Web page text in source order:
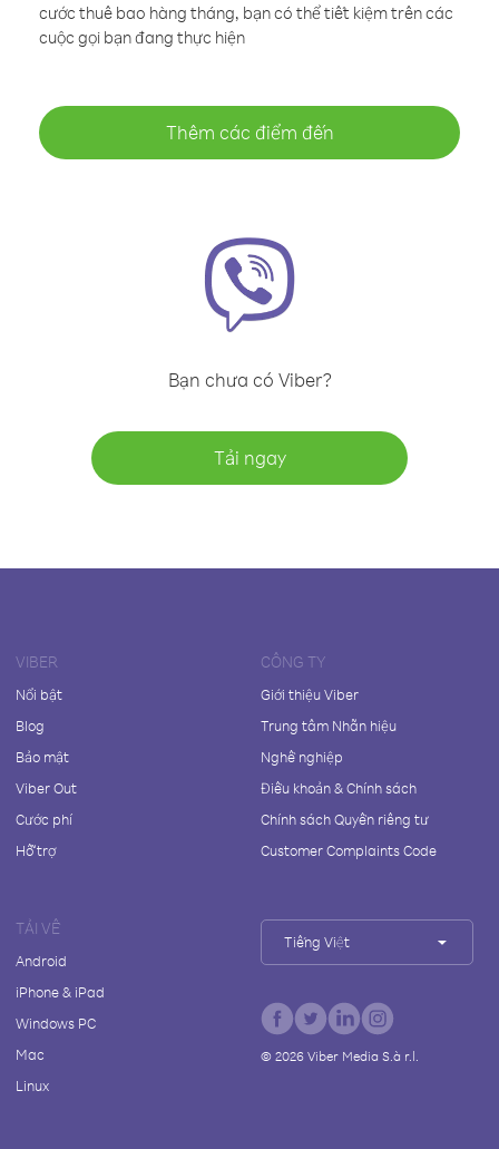
cước thuê bao hàng tháng, bạn có thể tiết kiệm trên các
cuộc gọi bạn đang thực hiện
Thêm các điểm đến
Bạn chưa có Viber?
Tải ngay
VIBER
Nổi bật
Blog
Bảo mật
Viber Out
Cước phí
Hỗ trợ
CÔNG TY
Giới thiệu Viber
Trung tâm Nhãn hiệu
Nghề nghiệp
Điều khoản & Chính sách
Chính sách Quyền riêng tư
Customer Complaints Code
TẢI VỀ
Android
iPhone & iPad
Windows PC
Mac
Linux
Tiếng Việt
© 2026Viber Media S.à r.l.